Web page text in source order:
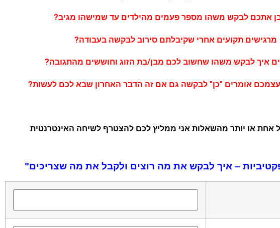
אתכם לבקש משהו מספר פעמים מהילדים עד שמישהו מגיב?
מרגישים תקועים אחרי שקיבלתם סירוב לבקשה בעבודה?
איך לבקש משהו שחשוב לכם מבן/בת הזוג וחוששים מהתגובה?
אומרים "כן" לבקשה גם אם זה הדבר האחרון שבא לכם לעשות?
אחת או יותר מהשאלות אני ממליץ לכם להצטרף לשיחה האינטרנטית
– איך לבקש את מה רוצים ולקבל את מה שצריכים"